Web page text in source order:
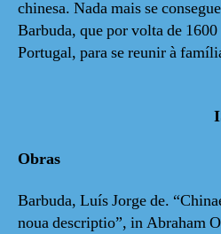
chinesa. Nada mais se
Barbuda, que por volta de 1600
Portugal, para se reunir à
Obras
Barbuda, Luís Jorge de.
noua descriptio”, in Abraham